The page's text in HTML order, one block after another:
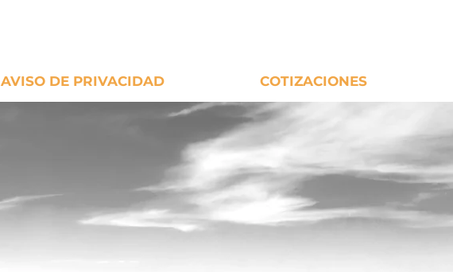
AVISO DE PRIVACIDAD COTIZACIONES